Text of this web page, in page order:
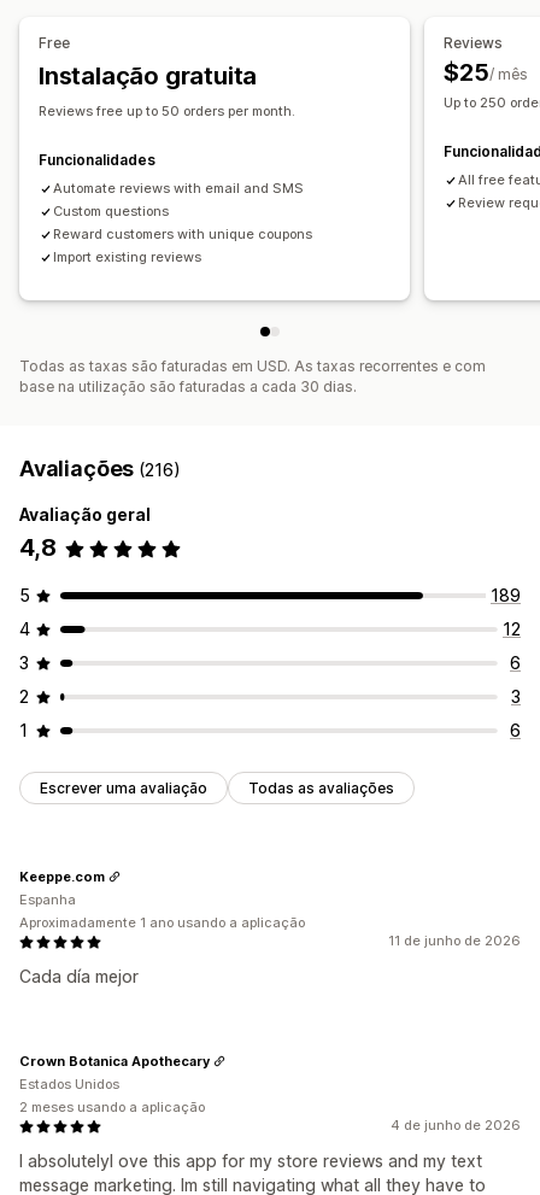
Importar e exportar
Migração de avaliações
Automatizações
Free
Instalação gratuita
Reviews free up to 50 orders per month.
Funcionalidades
Automate reviews with email and SMS
Custom questions
Reward customers with unique coupons
Import existing reviews
Reviews
$25/ mês
Up to 250
All free
Review
Todas as taxas são faturadas em USD. As taxas recorrentes e com
base na utilização são faturadas a cada 30 dias.
Avaliações (216)
Avaliação geral
4,8
5
189
4
12
3
6
2
3
1
6
Escrever uma avaliação Todas as avaliações
11 de junho de 2026
Cada día mejor
Keeppe.com
Espanha
Aproximadamente 1 ano usando a aplicação
4 de junho de 2026
I absolutelyl ove this app for my store reviews and my text
message marketing. Im still navigating what all they have to
Crown Botanica Apothecary
Estados Unidos
2 meses usando a aplicação